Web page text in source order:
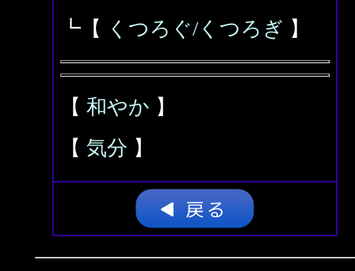
┗【
くつろぐ/くつろぎ 】
【 和やか 】
【 気分 】